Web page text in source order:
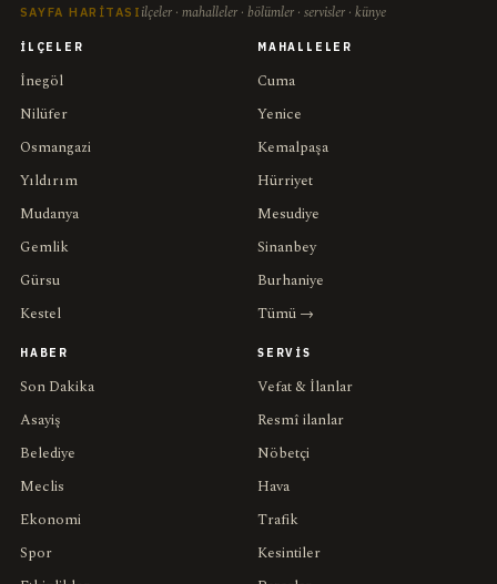
SAYFA HARITASI ilçeler · mahalleler · bölümler · servisler · künye
İLÇELER
İnegöl
Nilüfer
Osmangazi
Yıldırım
Mudanya
Gemlik
Gürsu
Kestel
MAHALLELER
Cuma
Yenice
Kemalpaşa
Hürriyet
Mesudiye
Sinanbey
Burhaniye
Tümü →
HABER
Son Dakika
Asayiş
Belediye
Meclis
Ekonomi
Spor
SERVIS
Vefat & İlanlar
Resmî ilanlar
Nöbetçi
Hava
Trafik
Kesintiler